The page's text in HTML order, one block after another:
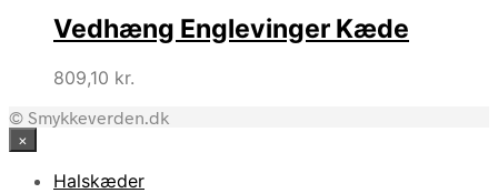
Vedhæng Englevinger Kæde
809,10 kr.
© Smykkeverden.dk
×
Halskæder